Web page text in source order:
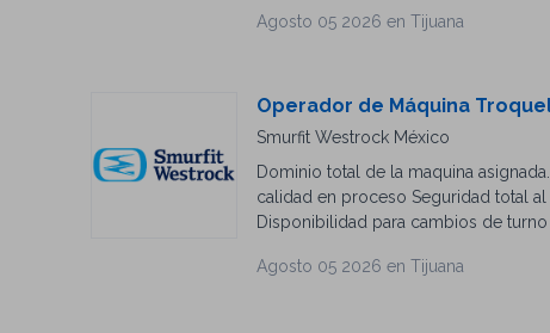
avanzado (indispensable para
Agosto 05 2026 en Tijuana
Operador de Máquina
Smurfit Westrock México
Dominio total de la maquina
calidad en proceso Seguridad total
Disponibilidad para cambios de turno
Agosto 05 2026 en Tijuana